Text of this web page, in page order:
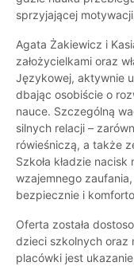
sprzyjającej
Agata Żakiewicz i
założycielkami oraz
Językowej, aktywnie
dbając osobiście o
nauce. Szczególną
silnych relacji –
rówieśniczą, a także
Szkoła kładzie
wzajemnego
bezpiecznie i
Oferta została
dzieci szkolnych oraz
placówki jest